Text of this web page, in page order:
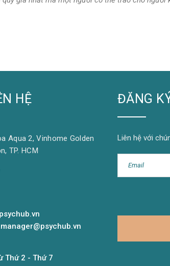
HỆ
Aqua 2, Vinhome Golden
TP. HCM
Thứ 2 - Thứ 7
ĐĂNG
Liên hệ với